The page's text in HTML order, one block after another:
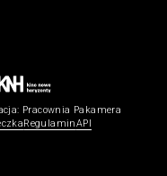
Pracownia Pakamera
RegulaminAPI